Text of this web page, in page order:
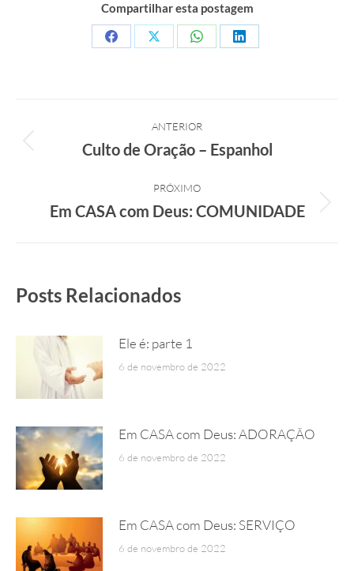
Compartilhar esta postagem
CompartilharCompartilharCompartilharCompartilhar
ANTERIOR
Post
Culto de Oração – Espanhol
PRÓXIMO
Próximo
Em CASA com Deus: COMUNIDADE
Posts Relacionados
Ele é: parte 1
6 de novembro de 2022
Em CASA com Deus: ADORAÇÃO
6 de novembro de 2022
Em CASA com Deus: SERVIÇO
6 de novembro de 2022